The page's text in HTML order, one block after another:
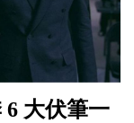
大伏筆一